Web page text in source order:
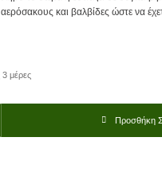
και βαλβίδες ώστε να
μέρες
Προσθήκη